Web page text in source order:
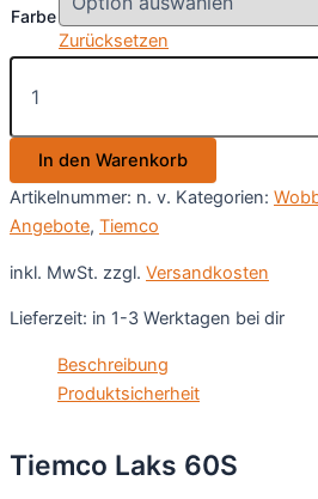
16,99 €12,99 €.
Farbe
Zurücksetzen
Tiemco
Laks
Menge
In den Warenkorb
Artikelnummer: n. v. Kategorien:
Angebote, Tiemco
inkl. MwSt. zzgl. Versandkosten
Lieferzeit: in 1-3 Werktagen bei dir
Beschreibung
Produktsicherheit
Tiemco Laks 60S